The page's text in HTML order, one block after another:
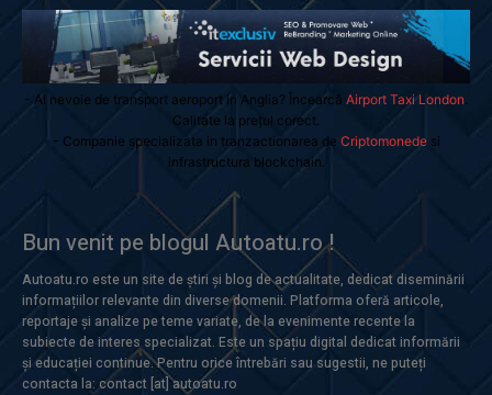
- Ai nevoie de transport aeroport in Anglia? Încearcă Airport Taxi London
Calitate la prețul corect.
- Companie specializata in tranzactionarea de Criptomonedesi
infrastructura blockchain.
Bun venit pe blogul Autoatu.ro !
Autoatu.ro este un site de știri și blog de actualitate, dedicat diseminării
informațiilor relevante din diverse domenii. Platforma oferă articole,
reportaje și analize pe teme variate, de la evenimente recente la
subiecte de interes specializat. Este un spațiu digital dedicat informării
și educației continue. Pentru orice întrebări sau sugestii, ne puteți
contacta la: contact [at] autoatu.ro